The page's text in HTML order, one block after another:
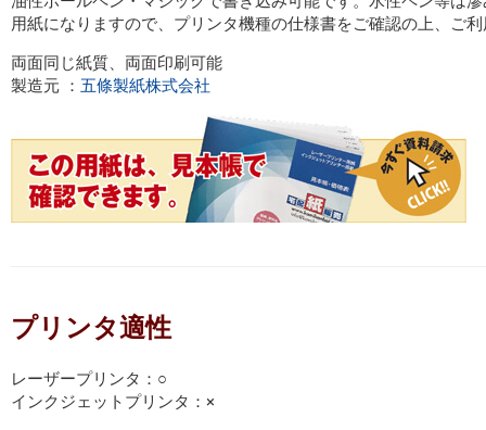
用紙になりますので、プリンタ機種の仕様書をご確認の上、ご
両面同じ紙質、両面印刷可能
製造元 ： 五條製紙株式会社
プリンタ適性
レーザープリンタ：○
インクジェットプリンタ：×